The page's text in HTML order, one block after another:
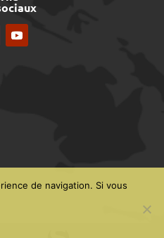
de navigation. Si vous